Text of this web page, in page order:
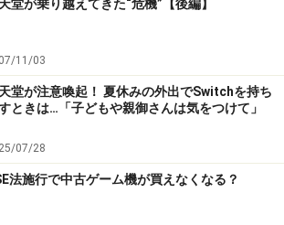
堂が乗り越えてきた“危機”【後編】
11/03
堂が注意喚起！ 夏休みの外出でSwitchを持ち
ときは…「子どもや親御さんは気をつけて」
07/28
法施行で中古ゲーム機が買えなくなる？